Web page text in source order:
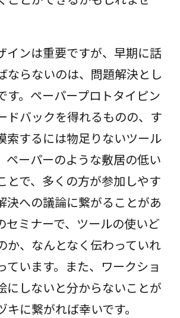
インは重要ですが、早期に話
ならないのは、問題解決とし
す。ペーパープロトタイピン
ドバックを得れるものの、す
索するには物足りないツール
ペーパーのような敷居の低い
とで、多くの方が参加しやす
決への議論に繋がることがあ
セミナーで、ツールの使いど
か、なんとなく伝わっていれ
ています。また、ワークショ
にしないと分からないことが
に繋がれば幸いです。